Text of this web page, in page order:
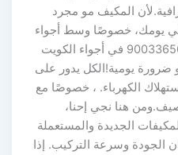
المكيف مو مجرد
يومك، خصوصًا وسط أجواء
الكويت. الحارة اتصل بنا علي 90033656 في أجواء الكويت
ضرورة يومية!الكل يدور على
الكهرباء. ، خصوصًا مع
هنا نجي إحنا،
الجديدة والمستعملة
الجودة وسرعة التركيب. إذا